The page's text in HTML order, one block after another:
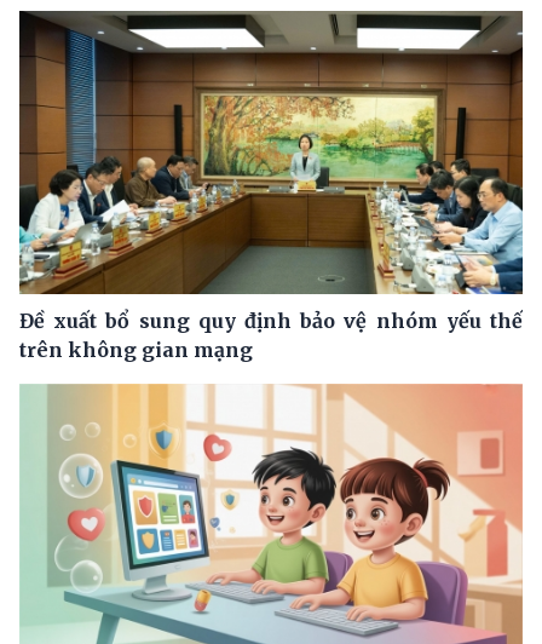
Đề xuất bổ sung quy định bảo vệ nhóm yếu thế
trên không gian mạng